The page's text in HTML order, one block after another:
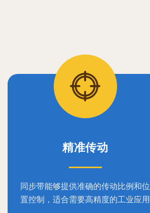
精准传动
同步带能够提供准确的传动比例和位
置控制，适合需要高精度的工业应用